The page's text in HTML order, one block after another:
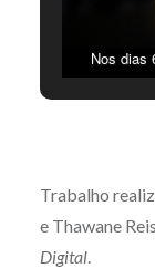
Nos dias
Trabalho
e Thawane
Digital.